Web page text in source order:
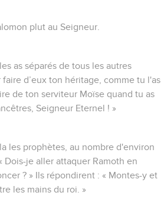
plut au Seigneur.
as séparés de tous les autres
d’eux ton héritage, comme tu l'as
de ton serviteur Moïse quand tu as
Seigneur Eternel ! »
les prophètes, au nombre d'environ
Dois-je aller attaquer Ramoth en
? » Ils répondirent : « Montes-y et
les mains du roi. »